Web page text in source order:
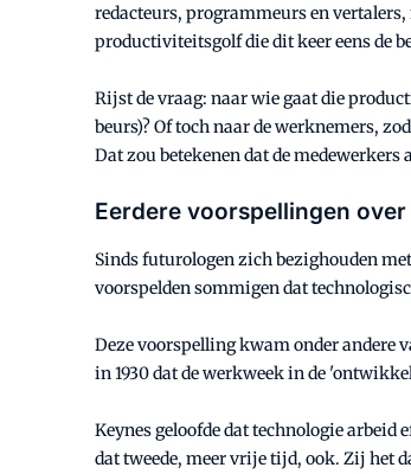
redacteurs, programmeurs en
productiviteitsgolf die dit keer eens de
Rijst de vraag: naar wie gaat die
beurs)? Of toch naar de werknemers,
Dat zou betekenen dat de
Eerdere voorspellingen
Sinds futurologen zich bezighouden
voorspelden sommigen dat
Deze voorspelling kwam onder andere
in 1930 dat de werkweek in de
Keynes geloofde dat technologie
dat tweede, meer vrije tijd, ook. Zij het